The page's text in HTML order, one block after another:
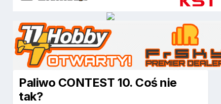
Paliwo CONTEST 10. Coś nie
tak?